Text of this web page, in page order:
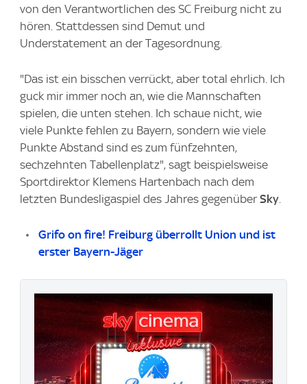
von den Verantwortlichen des SC Freiburg nicht zu
hören. Stattdessen sind Demut und
Understatement an der Tagesordnung.
"Das ist ein bisschen verrückt, aber total ehrlich. Ich
guck mir immer noch an, wie die Mannschaften
spielen, die unten stehen. Ich schaue nicht, wie
viele Punkte fehlen zu Bayern, sondern wie viele
Punkte Abstand sind es zum fünfzehnten,
sechzehnten Tabellenplatz", sagt beispielsweise
Sportdirektor Klemens Hartenbach nach dem
letzten Bundesligaspiel des Jahres gegenüber Sky.
Grifo on fire! Freiburg überrollt Union und ist
erster Bayern-Jäger